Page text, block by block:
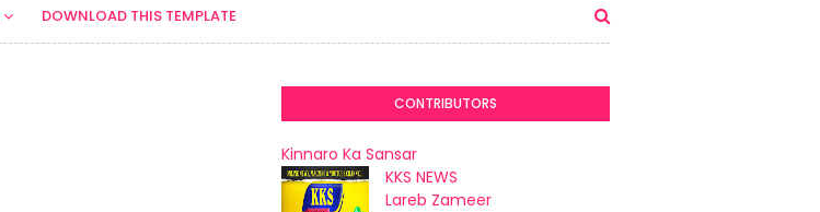
DOWNLOAD THIS TEMPLATE
CONTRIBUTORS
Kinnaro Ka Sansar
KKS NEWS
Lareb Zameer